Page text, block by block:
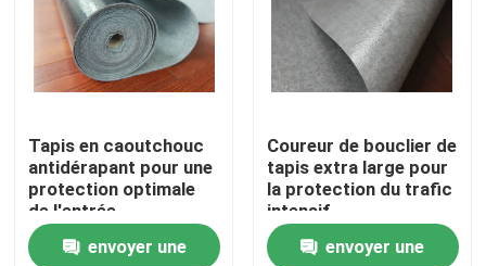
Visite de l'usine
Nous contacter
Nouvelles
Tapis en caoutchouc
antidérapant pour une
protection optimale
de l'entrée
envoyer une
Coureur de bouclier de
tapis extra large pour
la protection du trafic
intensif
envoyer une